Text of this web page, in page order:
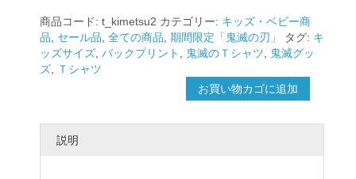
刃
Ｔ
シ
ャ
商品コード: t_kimetsu2 カテゴリー: キッズ・ベビー商
品
セール品 全ての商品 期間限定「鬼滅の刃」 タグ: キ
ッズサイズ バックプリント 鬼滅のＴシャツ
鬼滅グッ
ズ
Ｔシャツ
お買い物カゴに追加
説明